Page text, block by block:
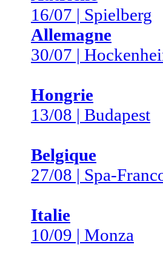
16/07 | Spielberg
Allemagne
30/07 |
Hongrie
13/08 | Budapest
Belgique
27/08 | Spa-
Italie
10/09 | Monza